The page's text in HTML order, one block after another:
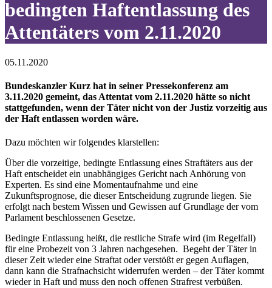
bedingten Haftentlassung des
Attentäters vom 2.11.2020
05.11.2020
Bundeskanzler Kurz hat in seiner Pressekonferenz am
3.11.2020 gemeint, das Attentat vom 2.11.2020 hätte so nicht
stattgefunden, wenn der Täter nicht von der Justiz vorzeitig aus
der Haft entlassen worden wäre.
Dazu möchten wir folgendes klarstellen:
Über die vorzeitige, bedingte Entlassung eines Straftäters aus der
Haft entscheidet ein unabhängiges Gericht nach Anhörung von
Experten. Es sind eine Momentaufnahme und eine
Zukunftsprognose, die dieser Entscheidung zugrunde liegen. Sie
erfolgt nach bestem Wissen und Gewissen auf Grundlage der vom
Parlament beschlossenen Gesetze.
Bedingte Entlassung heißt, die restliche Strafe wird (im Regelfall)
für eine Probezeit von 3 Jahren nachgesehen. Begeht der Täter in
dieser Zeit wieder eine Straftat oder verstößt er gegen Auflagen,
dann kann die Strafnachsicht widerrufen werden – der Täter kommt
wieder in Haft und muss den noch offenen Strafrest verbüßen.